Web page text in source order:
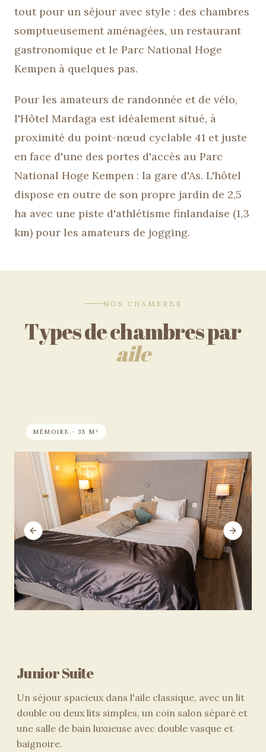
tout pour un séjour avec style : des chambres
somptueusement aménagées, un restaurant
gastronomique et le Parc National Hoge
Kempen à quelques pas.
Pour les amateurs de randonnée et de vélo,
l'Hôtel Mardaga est idéalement situé, à
proximité du point-nœud cyclable 41 et juste
en face d'une des portes d'accès au Parc
National Hoge Kempen : la gare d'As. L'hôtel
dispose en outre de son propre jardin de 2,5
ha avec une piste d'athlétisme finlandaise (1,3
km) pour les amateurs de jogging.
NOS CHAMBRES
Types de chambres par
aile
Previous slide Next
MÉMOIRE · 35 M²
Junior Suite
Un séjour spacieux dans l'aile classique, avec un lit
double ou deux lits simples, un coin salon séparé et
une salle de bain luxueuse avec double vasque et
baignoire.